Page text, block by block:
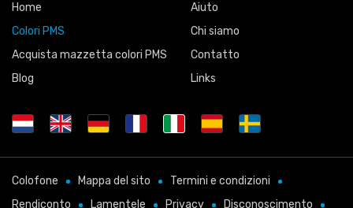
Home
Colori PMS
Acquista mazzetta colori PMS
Blog
Aiuto
Chi siamo
Contatto
Links
Colofone Mappa del sito
Termini e condizioni
Rendiconto
Lamentele Privacy Disconoscimento